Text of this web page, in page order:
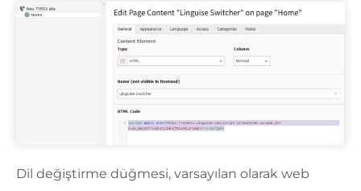
Dil değiştirme düğmesi, varsayılan olarak web